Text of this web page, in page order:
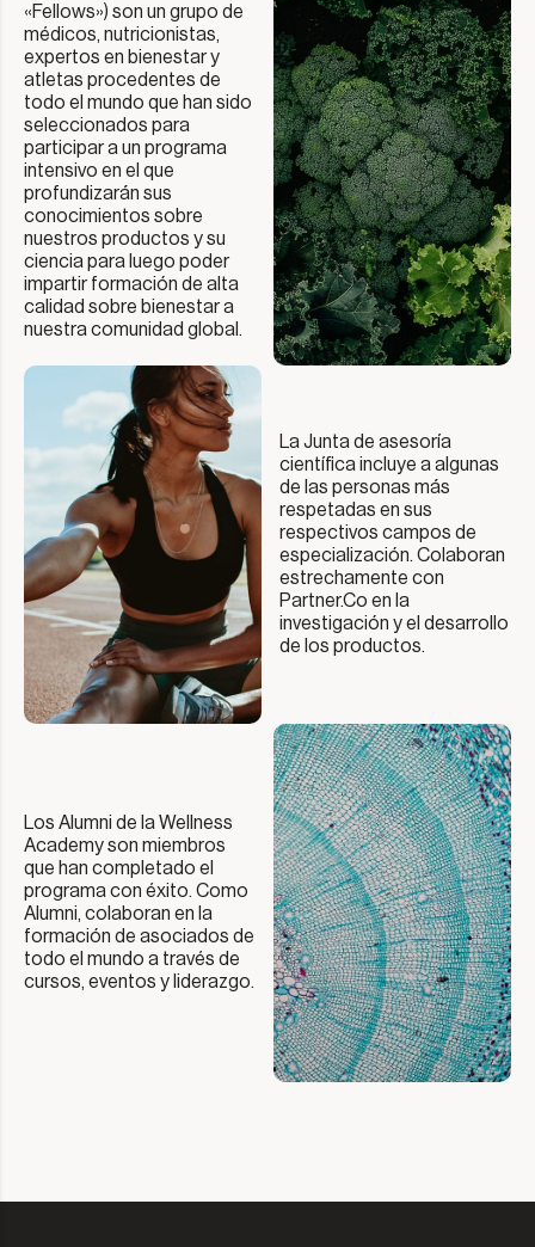
«Fellows») son un grupo de
médicos, nutricionistas,
expertos en bienestar y
atletas procedentes de
todo el mundo que han sido
seleccionados para
participar a un programa
intensivo en el que
profundizarán sus
conocimientos sobre
nuestros productos y su
ciencia para luego poder
impartir formación de alta
calidad sobre bienestar a
nuestra comunidad global.
La Junta de asesoría
científica incluye a algunas
de las personas más
respetadas en sus
respectivos campos de
especialización. Colaboran
estrechamente con
Partner.Co en la
investigación y el desarrollo
de los productos.
Los Alumni de la Wellness
Academy son miembros
que han completado el
programa con éxito. Como
Alumni, colaboran en la
formación de asociados de
todo el mundo a través de
cursos, eventos y liderazgo.